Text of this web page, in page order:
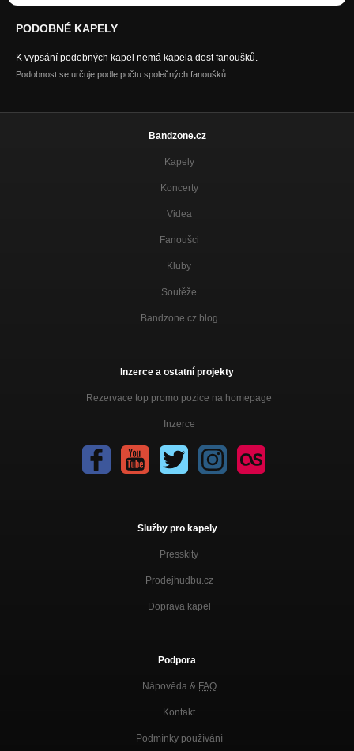
PODOBNÉ KAPELY
K vypsání podobných kapel nemá kapela dost fanoušků.
Podobnost se určuje podle počtu společných fanoušků.
Bandzone.cz
Kapely
Koncerty
Videa
Fanoušci
Kluby
Soutěže
Bandzone.cz blog
Inzerce a ostatní projekty
Rezervace top promo pozice na homepage
Inzerce
Služby pro kapely
Presskity
Prodejhudbu.cz
Doprava kapel
Podpora
Nápověda & FAQ
Kontakt
Podmínky používání